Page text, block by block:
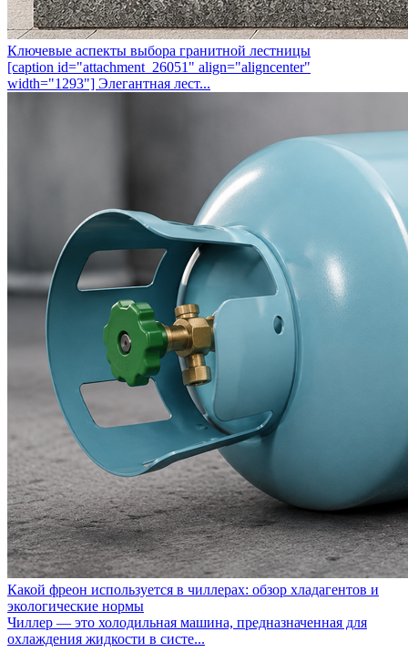
Ключевые аспекты выбора гранитной лестницы
[caption id="attachment_26051" align="aligncenter"
width="1293"] Элегантная лест...
Какой фреон используется в чиллерах: обзор хладагентов и
экологические нормы
Чиллер — это холодильная машина, предназначенная для
охлаждения жидкости в систе...